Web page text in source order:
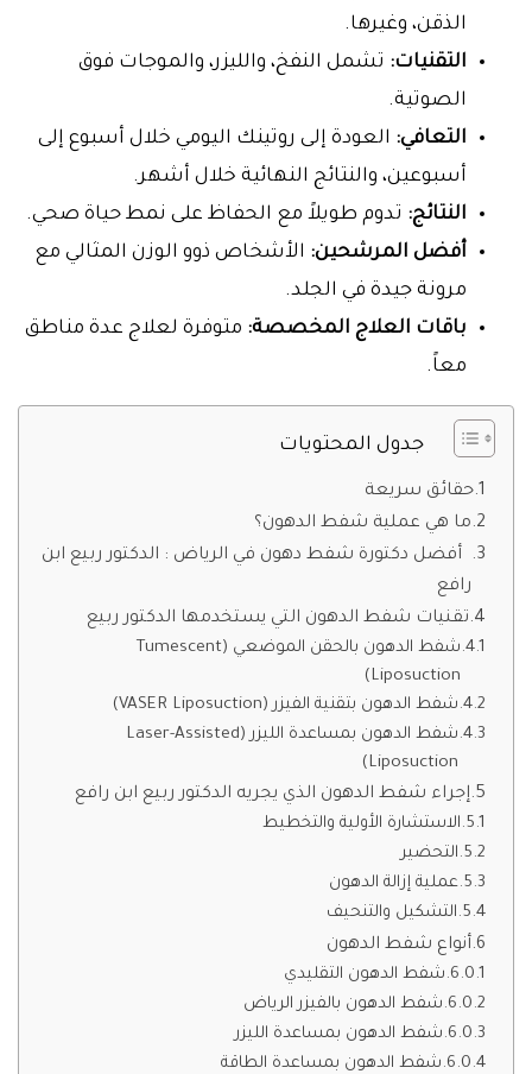
الذقن، وغيرها.
التقنيات: تشمل النفخ، والليزر، والموجات فوق
الصوتية.
التعافي: العودة إلى روتينك اليومي خلال أسبوع إلى
أسبوعين، والنتائج النهائية خلال أشهر.
النتائج: تدوم طويلاً مع الحفاظ على نمط حياة صحي.
أفضل المرشحين: الأشخاص ذوو الوزن المثالي مع
مرونة جيدة في الجلد.
باقات العلاج المخصصة: متوفرة لعلاج عدة مناطق
معاً.
جدول المحتويات
حقائق سريعة
ما هي عملية شفط الدهون؟
أفضل دكتورة شفط دهون في الرياض : الدكتور ربيع ابن
رافع
تقنيات شفط الدهون التي يستخدمها الدكتور ربيع
شفط الدهون بالحقن الموضعي (Tumescent
Liposuction)
شفط الدهون بتقنية الفيزر (VASER Liposuction)
شفط الدهون بمساعدة الليزر (Laser-Assisted
Liposuction)
إجراء شفط الدهون الذي يجريه الدكتور ربيع ابن رافع
الاستشارة الأولية والتخطيط
التحضير
عملية إزالة الدهون
التشكيل والتنحيف
أنواع شفط الدهون
شفط الدهون التقليدي
شفط الدهون بالفيزر الرياض
شفط الدهون بمساعدة الليزر
شفط الدهون بمساعدة الطاقة